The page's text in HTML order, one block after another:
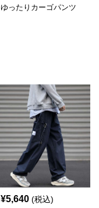
ゆったりカーゴパンツ
¥5,640 (税込)